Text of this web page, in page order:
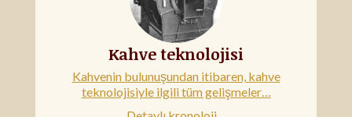
Kahve teknolojisi
Kahvenin bulunuşundan itibaren, kahve
teknolojisiyle ilgili tüm gelişmeler…